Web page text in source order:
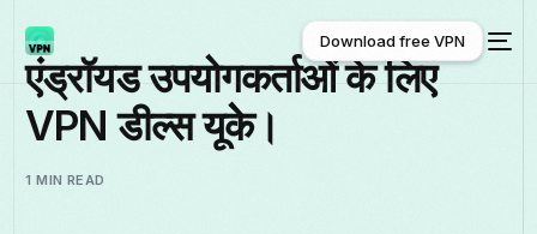
Download free VPN
Download free VPN
एंड्रॉयड उपयोगकर्ताओं के लिए
VPN डील्स यूकेे।
1 MIN READ